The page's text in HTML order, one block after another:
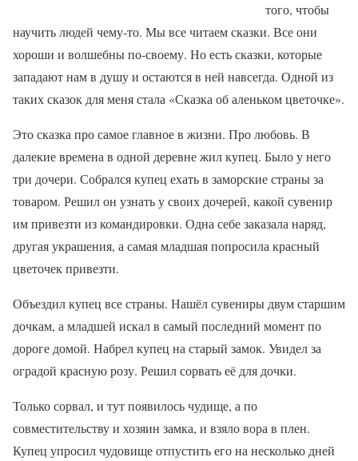
того, чтобы
научить людей чему-то. Мы все читаем сказки. Все они
хороши и волшебны по-своему. Но есть сказки, которые
западают нам в душу и остаются в ней навсегда. Одной из
таких сказок для меня стала «Сказка об аленьком цветочке».
Это сказка про самое главное в жизни. Про любовь. В
далекие времена в одной деревне жил купец. Было у него
три дочери. Собрался купец ехать в заморские страны за
товаром. Решил он узнать у своих дочерей, какой сувенир
им привезти из командировки. Одна себе заказала наряд,
другая украшения, а самая младшая попросила красный
цветочек привезти.
Объездил купец все страны. Нашёл сувениры двум старшим
дочкам, а младшей искал в самый последний момент по
дороге домой. Набрел купец на старый замок. Увидел за
оградой красную розу. Решил сорвать её для дочки.
Только сорвал, и тут появилось чудище, а по
совместительству и хозяин замка, и взяло вора в плен.
Купец упросил чудовище отпустить его на несколько дней